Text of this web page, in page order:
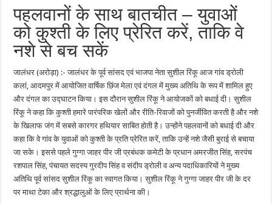
पहलवानों के साथ बातचीत – युवाओं
को कुश्ती के लिए प्रेरित करें, ताकि वे
नशे से बच सकें
जालंधर (अरोड़ा) :- जालंधर के पूर्व सांसद एवं भाजपा नेता सुशील रिंकू आज गांव ड्रोली
कलां, आदमपुर में आयोजित वार्षिक छिंज मेला एवं दंगल में मुख्य अतिथि के रूप में शामिल हुए
और दंगल का उद्घाटन किया। इस दौरान सुशील रिंकू ने आयोजकों को बधाई दी। सुशील
रिंकू ने कहा कि कुश्ती हमारे पारंपरिक खेलों और रीति-रिवाजों को पुनर्जीवित करती है और नशे
के खिलाफ जंग में सबसे कारगर हथियार साबित होती है। उन्होंने पहलवानों को बधाई दी और
कहा कि वे गांव के युवाओं को कुश्ती के प्रति प्रेरित करें, ताकि उन्हें नशे जैसी बुराई से बचाया
जा सके। इससे पहले गुग्गा जाहर पीर जी प्रबंधक कमेटी के प्रधान अमरजीत सिंह, सरपंच
रशपाल सिंह, पंचायत सदस्य गुरदीप सिंह व संदीप ड्रोली व अन्य पदाधिकारियों ने मुख्य
अतिथि पूर्व सांसद सुशील रिंकू का स्वागत किया। सुशील रिंकू ने गुग्गा जाहर पीर जी के दर
पर माथा टेका और श्रद्धालुओं के लिए प्रार्थना की।